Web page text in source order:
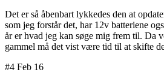
Det er så åbenbart lykkedes den at
som jeg forstår det, har 12v batteriene
år er hvad jeg kan søge mig frem til. Da
gammel må det vist være tid til at skifte
#4 Feb 16